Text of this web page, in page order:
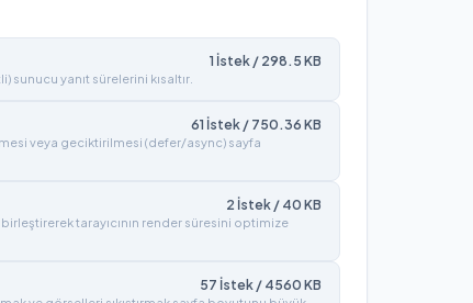
1 İstek / 298.5 KB
sunucu yanıt sürelerini kısaltır.
61 İstek / 750.36 KB
veya geciktirilmesi (defer/async) sayfa
2 İstek / 40 KB
birleştirerek tarayıcının render süresini optimize
57 İstek / 4560 KB